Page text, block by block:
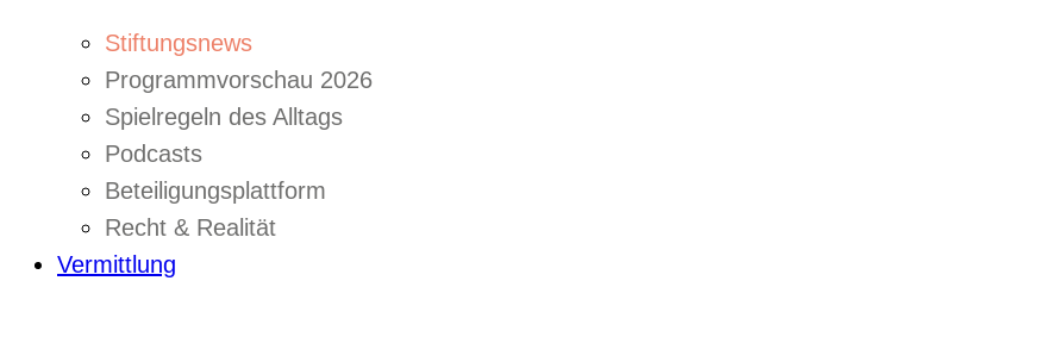
Stiftungsnews
Programmvorschau 2026
Spielregeln des Alltags
Podcasts
Beteiligungsplattform
Recht & Realität
Vermittlung